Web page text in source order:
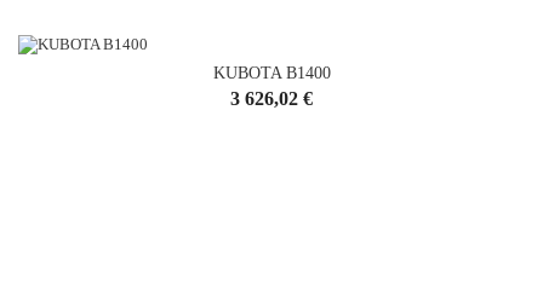
KUBOTA B1400
Cena
3 626,02 €